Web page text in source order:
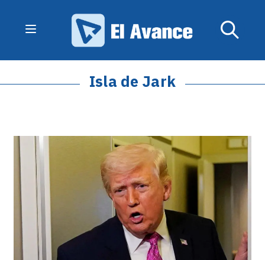
Isla de Jark